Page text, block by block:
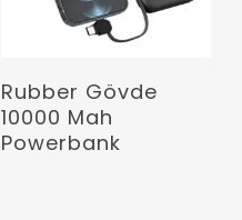
Devamını Oku
Rubber Gövde
10000 Mah
Powerbank